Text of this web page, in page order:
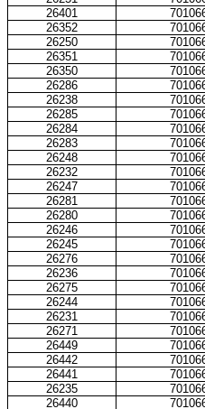
26401
26352
26250
26351
26350
26286
26238
26285
26284
26283
26248
26232
26247
26281
26280
26246
26245
26276
26236
26275
26244
26231
26271
26449
26442
26441
26235
26440